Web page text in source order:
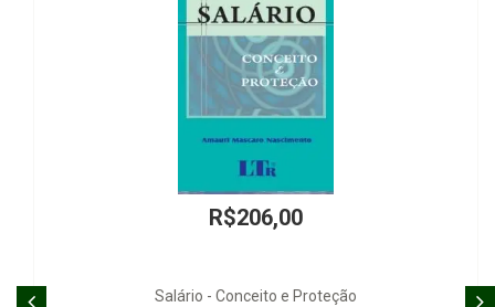
R$399,00
Las ONGs - La Participación Ciudadana. El Liderazgo